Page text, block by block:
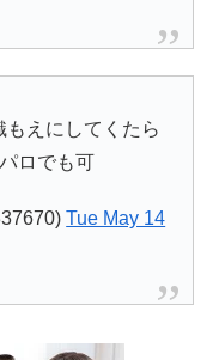
もえにしてくたら
ロでも可
Tue May 14